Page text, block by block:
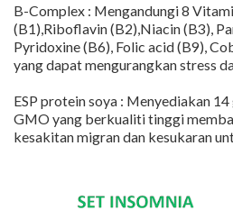
B-Complex : Mengandungi 8
(B1),Riboflavin (B2),Niacin (B3),
Pyridoxine (B6), Folic acid (B9),
yang dapat mengurangkan stress
ESP protein soya : Menyediakan
GMO yang berkualiti tinggi
kesakitan migran dan kesukaran